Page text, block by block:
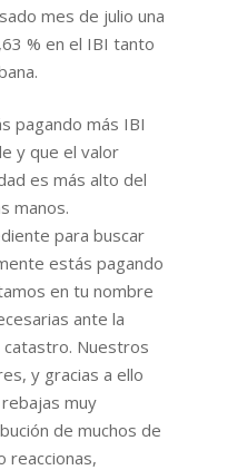
mes de julio una
% en el IBI tanto
pagando más IBI
y que el valor
es más alto del
manos.
para buscar
estás pagando
en tu nombre
ante la
catastro. Nuestros
y gracias a ello
muy
de muchos de
reaccionas,